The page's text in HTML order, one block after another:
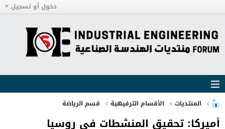
دخول أو تسجيل
المنتديات الأقسام الترفيهية قسم الرياضة
أميركا: تحقيق المنشطات في روسيا